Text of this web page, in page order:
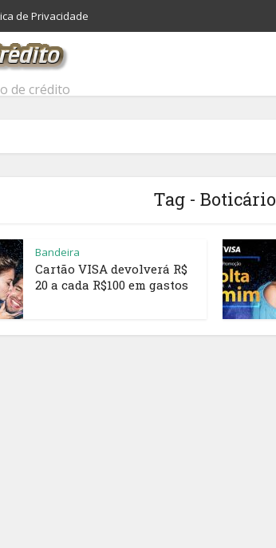
de Privacidade
de crédito
Tag - Boticário
Bandeira
Cartão VISA devolverá R$
20 a cada R$100 em gastos